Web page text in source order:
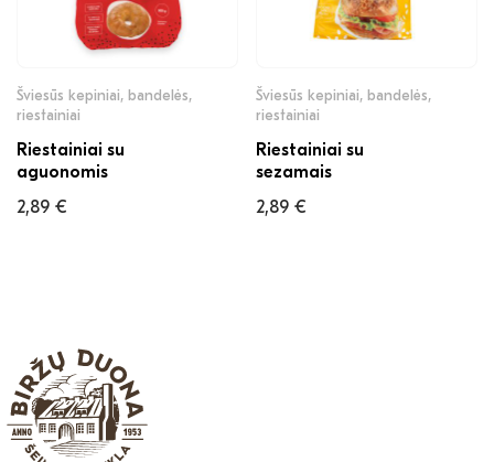
Šviesūs kepiniai, bandelės,
riestainiai
Riestainiai su
aguonomis
2,89 €
Šviesūs kepiniai, bandelės,
riestainiai
Riestainiai su
sezamais
2,89 €